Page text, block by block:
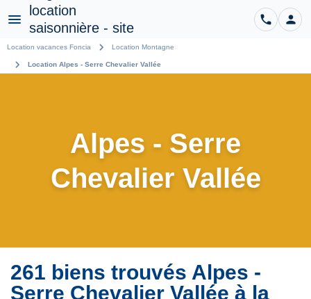
Menu phone person
Location vacances Foncia chevron_right Location Montagne
chevron_right Location Alpes - Serre Chevalier Vallée
Alpes - Serre
Chevalier Vallée
261 biens trouvés Alpes -
Serre Chevalier Vallée à la